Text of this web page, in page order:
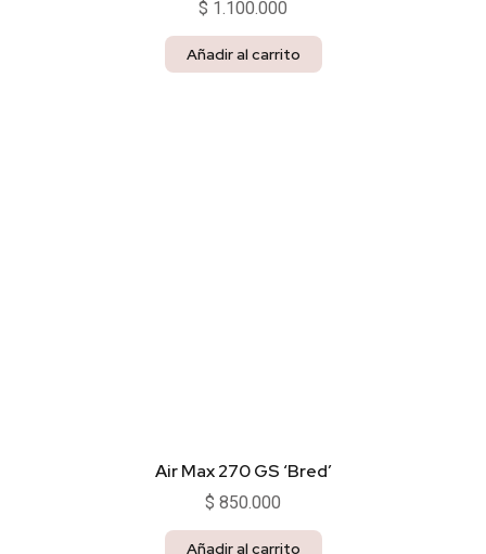
$ 1.100.000
Añadir al carrito
Air Max 270 GS ‘Bred’
$ 850.000
Añadir al carrito